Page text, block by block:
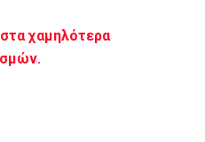
χαμηλότερα